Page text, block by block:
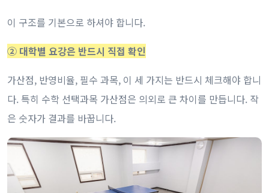
이 구조를 기본으로 하셔야 합니다.
② 대학별 요강은 반드시 직접 확인
가산점, 반영비율, 필수 과목, 이 세 가지는 반드시 체크해야 합니
다. 특히 수학 선택과목 가산점은 의외로 큰 차이를 만듭니다. 작
은 숫자가 결과를 바꿉니다.